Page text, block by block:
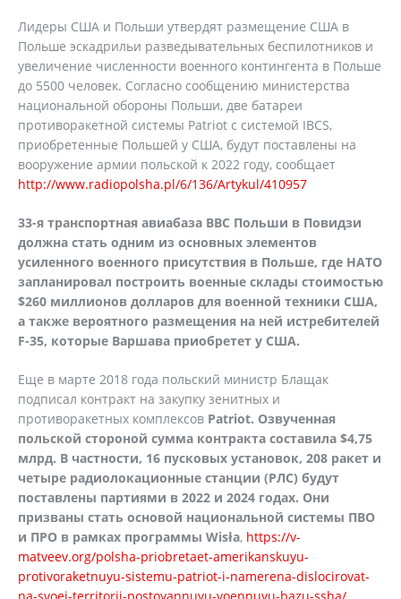
Лидеры США и Польши утвердят размещение США в
Польше эскадрильи разведывательных беспилотников и
увеличение численности военного контингента в Польше
до 5500 человек. Согласно сообщению министерства
национальной обороны Польши, две батареи
противоракетной системы Patriot с системой IBCS,
приобретенные Польшей у США, будут поставлены на
вооружение армии польской к 2022 году, сообщает
http://www.radiopolsha.pl/6/136/Artykul/410957
33-я транспортная авиабаза ВВС Польши в Повидзи
должна стать одним из основных элементов
усиленного военного присутствия в Польше, где НАТО
запланировал построить военные склады стоимостью
$260 миллионов долларов для военной техники США,
а также вероятного размещения на ней истребителей
F-35, которые Варшава приобретет у США.
Еще в марте 2018 года польский министр Блащак
подписал контракт на закупку зенитных и
противоракетных комплексов Patriot. Озвученная
польской стороной сумма контракта составила $4,75
млрд. В частности, 16 пусковых установок, 208 ракет и
четыре радиолокационные станции (РЛС) будут
поставлены партиями в 2022 и 2024 годах. Они
призваны стать основой национальной системы ПВО
и ПРО в рамках программы Wisła, https://v-
matveev.org/polsha-priobretaet-amerikanskuyu-
protivoraketnuyu-sistemu-patriot-i-namerena-dislocirovat-